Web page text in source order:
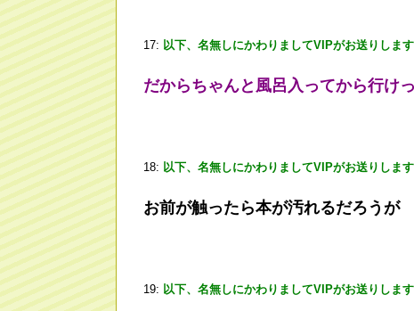
17: 以下、名無しにかわりましてVIPがお送りします
だからちゃんと風呂入ってから行け
18: 以下、名無しにかわりましてVIPがお送りします
お前が触ったら本が汚れるだろうが
19: 以下、名無しにかわりましてVIPがお送りします